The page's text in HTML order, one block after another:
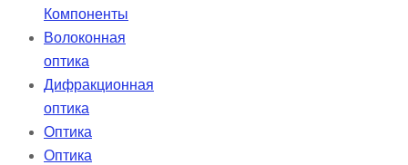
Компоненты
Волоконная
оптика
Дифракционная
оптика
Оптика
Оптика